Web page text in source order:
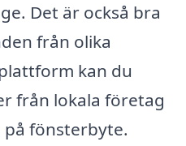
Det är också bra
från olika
kan du
från lokala företag
på fönsterbyte.